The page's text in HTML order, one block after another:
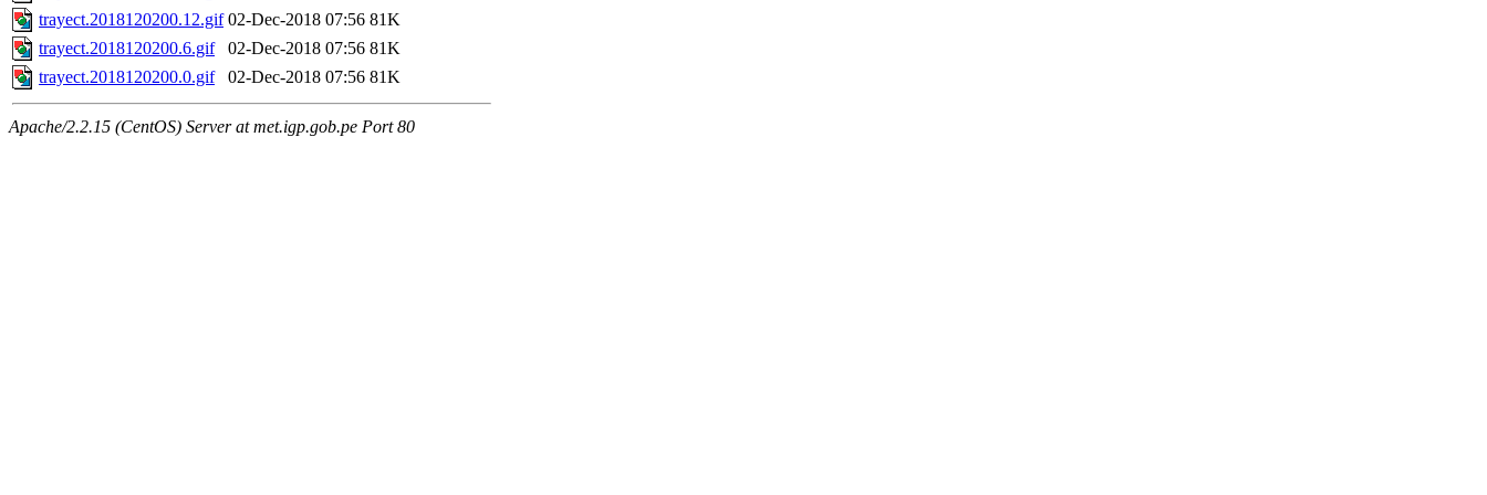
trayect.2018120200.12.gif 02-Dec-2018 07:56 81K
trayect.2018120200.6.gif
02-Dec-2018 07:56 81K
trayect.2018120200.0.gif
02-Dec-2018 07:56 81K
Apache/2.2.15 (CentOS) Server at met.igp.gob.pe Port 80